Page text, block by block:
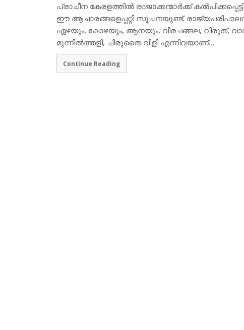
പ്രാചീന കേരളത്തില്‍ രാജാക്കന്മാര്‍ക്ക്
ഈ ആചാരങ്ങളെപ്പറ്റി സൂചനയുണ്ട്.
ഏഴയും, കോഴയും, ആനയും, വീരചങ്ങല, വിരുത്, വാദ്യം,
മുന്നില്‍ത്തളി, ചിരുതൈ വിളി എന്നിവയാണ്…
Continue Reading